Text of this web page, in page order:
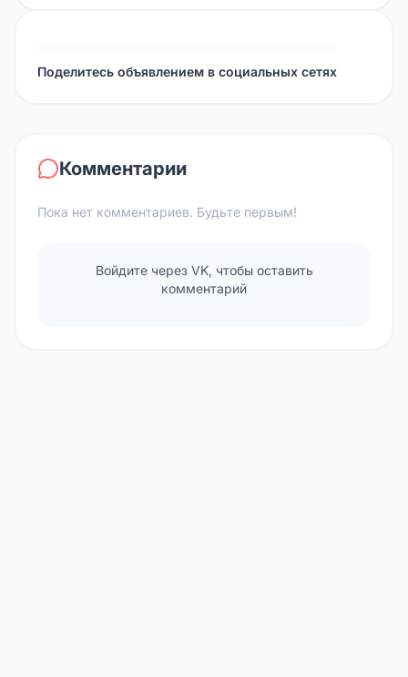
Поделитесь объявлением в социальных сетях
Комментарии
Пока нет комментариев. Будьте первым!
Войдите через VK, чтобы оставить
комментарий